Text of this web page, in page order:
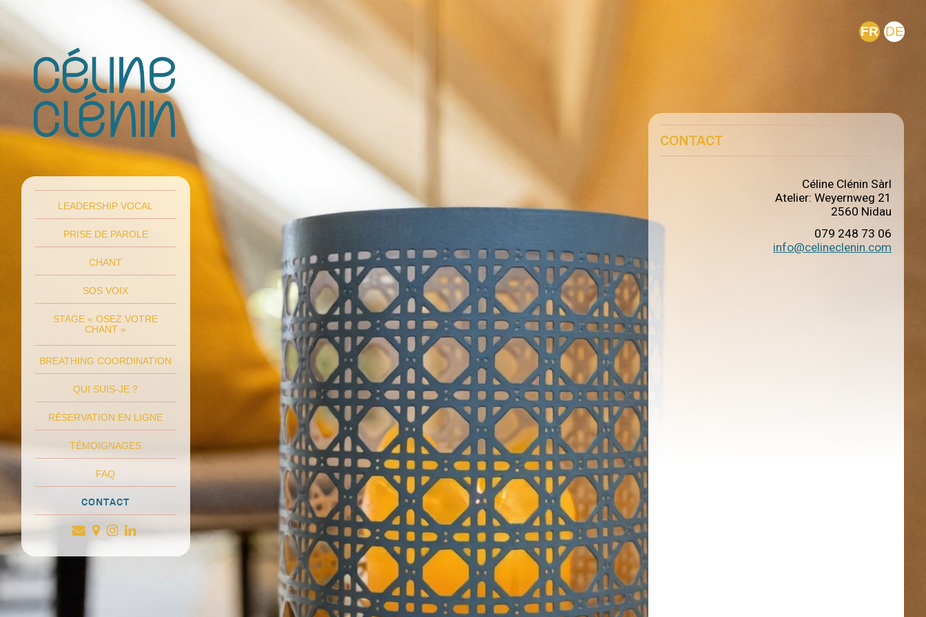
FR DE
LEADERSHIP VOCAL
PRISE DE PAROLE
CHANT
SOS VOIX
STAGE « OSEZ VOTRE
CHANT »
BREATHING COORDINATION
QUI SUIS-JE ?
RÉSERVATION EN LIGNE
TÉMOIGNAGES
FAQ
CONTACT
CONTACT
Céline Clénin Sàrl
Atelier: Weyernweg 21
2560 Nidau
079 248 73 06
info@celineclenin.com